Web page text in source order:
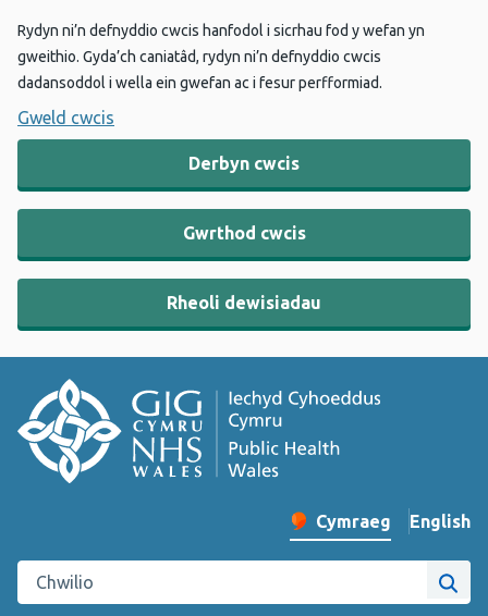
Rydyn ni’n defnyddio cwcis hanfodol i sicrhau fod y wefan yn
gweithio. Gyda’ch caniatâd, rydyn ni’n defnyddio cwcis
dadansoddol i wella ein gwefan ac i fesur perfformiad.
Gweld cwcis
Derbyn cwcis
Gwrthod cwcis
Rheoli dewisiadau
Newid iaith y wefan
Cymraeg English
–
Chwilio gwefan Iechyd Cyhoeddus Cymru